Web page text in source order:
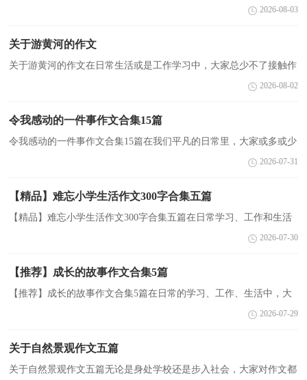
－小表妹媛媛。一张红扑扑的脸上嵌着一双蓝宝石般的大眼睛。一笑
2026-08-03
关于游黄河的作文
关于游黄河的作文在日常生活或是工作学习中，大家总少不了接触作
文吧，通过作文可以把我们那些零零散散的思想，聚集在一块。你知
2026-08-02
令我感动的一件事作文合集15篇
令我感动的一件事作文合集15篇在我们平凡的日常里，大家或多或少
都会接触过作文吧，作文根据写作时限的不同可以分为限时作文和非
2026-07-31
【精品】难忘小学生活作文300字合集五篇
【精品】难忘小学生活作文300字合集五篇在日常学习、工作和生活
中，说到作文，大家肯定都不陌生吧，借助作文可以提高我们的语言
2026-07-30
【推荐】成长的故事作文合集5篇
【推荐】成长的故事作文合集5篇在日常的学习、工作、生活中，大
家都写过作文，肯定对各类作文都很熟悉吧，作文是由文字组成，经
2026-07-29
关于自然景观作文五篇
关于自然景观作文五篇无论是身处学校还是步入社会，大家对作文都